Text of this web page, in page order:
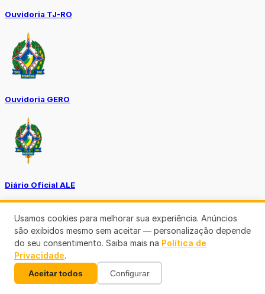
Ouvidoria TJ-RO
Ouvidoria GERO
Diário Oficial ALE
Diário Oficial da União
Usamos cookies para melhorar sua experiência. Anúncios
são exibidos mesmo sem aceitar — personalização depende
do seu consentimento. Saiba mais na Política de
Privacidade.
Aceitar todos Configurar